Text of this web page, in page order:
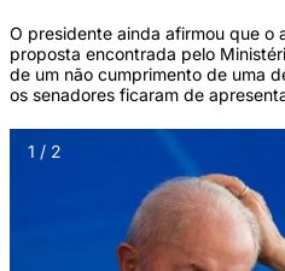
O presidente ainda afirmou que o
proposta encontrada pelo
de um não cumprimento de uma
os senadores ficaram de
1 / 2